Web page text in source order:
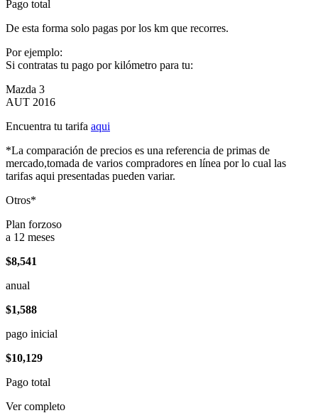
Pago total
De esta forma solo pagas por los km que recorres.
Por ejemplo:
Si contratas tu pago por kilómetro para tu:
Mazda 3
AUT 2016
Encuentra tu tarifa aqui
*La comparación de precios es una referencia de primas de
mercado,tomada de varios compradores en línea por lo cual las
tarifas aqui presentadas pueden variar.
Otros*
Plan forzoso
a 12 meses
$8,541
anual
$1,588
pago inicial
$10,129
Pago total
Ver completo